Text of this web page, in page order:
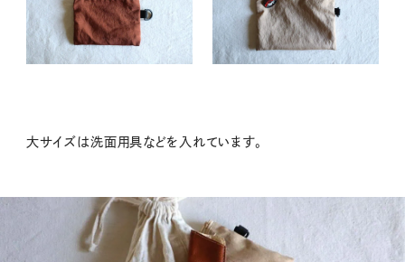
大サイズは洗面用具などを入れています。